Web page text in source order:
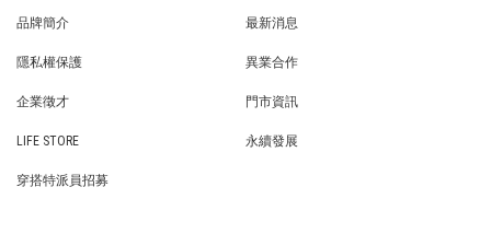
品牌簡介
最新消息
隱私權保護
異業合作
企業徵才
門市資訊
LIFE STORE
永續發展
穿搭特派員招募